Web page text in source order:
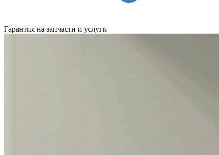
Гарантия на запчасти и услуги